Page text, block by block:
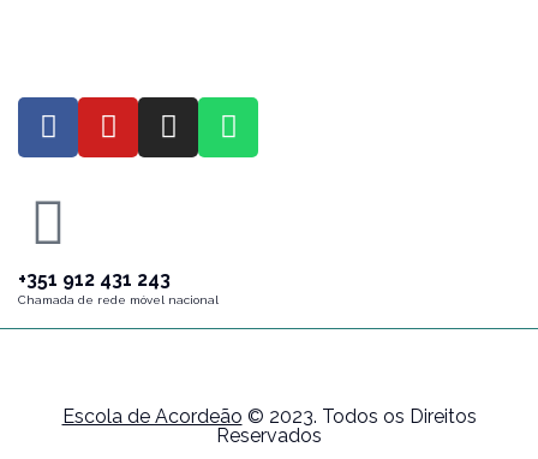
+351 912 431 243
Chamada de rede móvel nacional
Escola de Acordeão © 2023. Todos os Direitos
Reservados